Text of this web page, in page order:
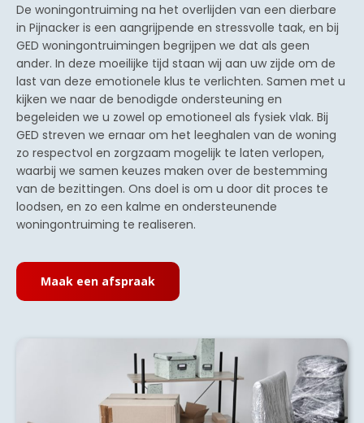
De woningontruiming na het overlijden van een dierbare
in Pijnacker is een aangrijpende en stressvolle taak, en bij
GED woningontruimingen begrijpen we dat als geen
ander. In deze moeilijke tijd staan wij aan uw zijde om de
last van deze emotionele klus te verlichten. Samen met u
kijken we naar de benodigde ondersteuning en
begeleiden we u zowel op emotioneel als fysiek vlak. Bij
GED streven we ernaar om het leeghalen van de woning
zo respectvol en zorgzaam mogelijk te laten verlopen,
waarbij we samen keuzes maken over de bestemming
van de bezittingen. Ons doel is om u door dit proces te
loodsen, en zo een kalme en ondersteunende
woningontruiming te realiseren.
Maak een afspraak